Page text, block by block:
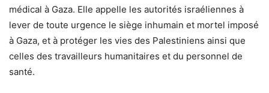
médical à Gaza. Elle appelle les autorités israéliennes à
lever de toute urgence le siège inhumain et mortel imposé
à Gaza, et à protéger les vies des Palestiniens ainsi que
celles des travailleurs humanitaires et du personnel de
santé.